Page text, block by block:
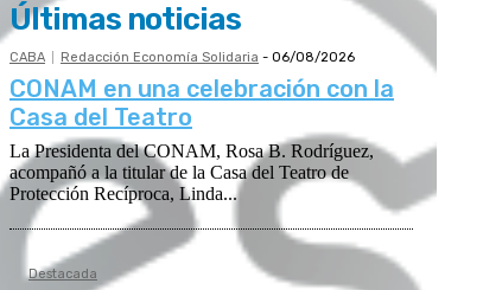
Últimas noticias
CABA Redacción Economía Solidaria - 06/08/2026
CONAM en una celebración con la
Casa del Teatro
La Presidenta del CONAM, Rosa B. Rodríguez,
acompañó a la titular de la Casa del Teatro de
Protección Recíproca, Linda...
Destacada